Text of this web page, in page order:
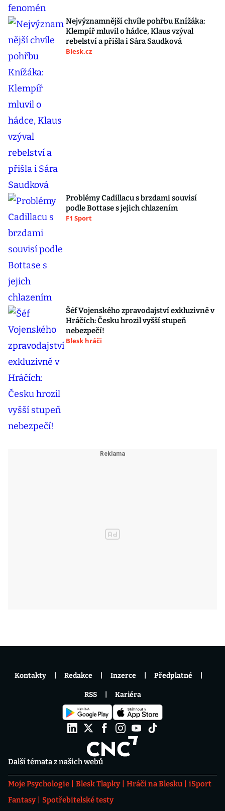
Nejvýznamnější chvíle pohřbu Knížáka:
Klempíř mluvil o hádce, Klaus vzýval
rebelství a přišla i Sára Saudková
Blesk.cz
Problémy Cadillacu s brzdami souvisí
podle Bottase s jejich chlazením
F1 Sport
Šéf Vojenského zpravodajství exkluzivně v
Hráčích: Česku hrozil vyšší stupeň
nebezpečí!
Blesk hráči
Další témata z našich webů
Moje Psychologie Blesk Tlapky Hráči na Blesku
iSport
Fantasy
Spotřebitelské testy
Kontakty Redakce Inzerce Předplatné
RSS Kariéra